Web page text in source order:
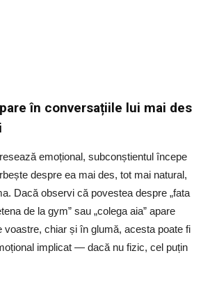
în conversațiile lui mai des
emoțional, subconștientul începe
despre ea mai des, tot mai natural,
Dacă observi că povestea despre „fata
de la gym” sau „colega aia” apare
voastre, chiar și în glumă, acesta poate fi
implicat — dacă nu fizic, cel puțin